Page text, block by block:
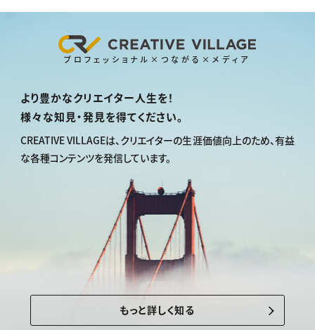
プロフェッショナル×つながる×メディア
より豊かなクリエイター人生を！
様々な知見・発見を得てください。
CREATIVE VILLAGEは、 クリエイターの生涯価値向上のため、有益
な各種コンテンツを発信しています。
もっと詳しく知る